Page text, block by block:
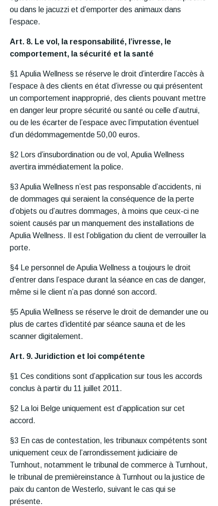
ou dans le jacuzzi et d’emporter des animaux dans
l’espace.
Art. 8. Le vol, la responsabilité, l’ivresse, le
comportement, la sécurité et la santé
§1 Apulia Wellness se réserve le droit d’interdire l’accès à
l’espace à des clients en état d’ivresse ou qui présentent
un comportement inapproprié, des clients pouvant mettre
en danger leur propre sécurité ou santé ou celle d’autrui,
ou de les écarter de l’espace avec l’imputation éventuel
d’un dédommagementde 50,00 euros.
§2 Lors d’insubordination ou de vol, Apulia Wellness
avertira immédiatement la police.
§3 Apulia Wellness n’est pas responsable d’accidents, ni
de dommages qui seraient la conséquence de la perte
d’objets ou d’autres dommages, à moins que ceux-ci ne
soient causés par un manquement des installations de
Apulia Wellness. Il est l’obligation du client de verrouiller la
porte.
§4 Le personnel de Apulia Wellness a toujours le droit
d’entrer dans l’espace durant la séance en cas de danger,
même si le client n’a pas donné son accord.
§5 Apulia Wellness se réserve le droit de demander une ou
plus de cartes d’identité par séance sauna et de les
scanner digitalement.
Art. 9. Juridiction et loi compétente
§1 Ces conditions sont d’application sur tous les accords
conclus à partir du 11 juillet 2011.
§2 La loi Belge uniquement est d’application sur cet
accord.
§3 En cas de contestation, les tribunaux compétents sont
uniquement ceux de l’arrondissement judiciaire de
Turnhout, notamment le tribunal de commerce à Turnhout,
le tribunal de premièreinstance à Turnhout ou la justice de
paix du canton de Westerlo, suivant le cas qui se
présente.